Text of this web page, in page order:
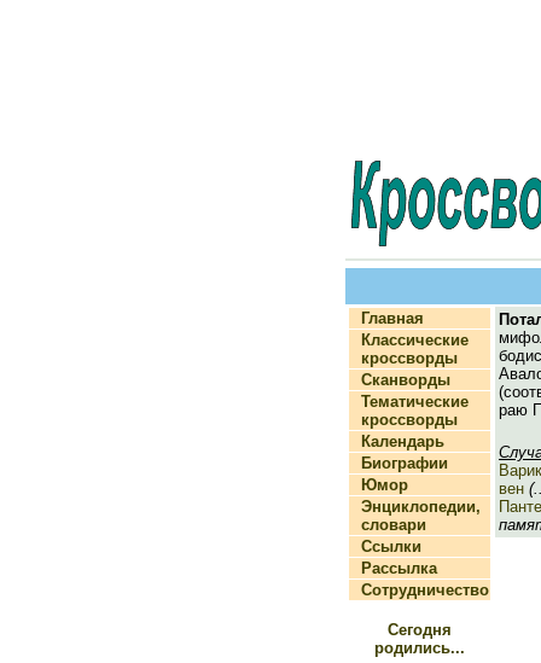
Главная
Классические
кроссворды
Сканворды
Тематические
кроссворды
Календарь
Биографии
Юмор
Энциклопедии,
словари
Ссылки
Рассылка
Сотрудничество
Сегодня
родились...
раю
вен